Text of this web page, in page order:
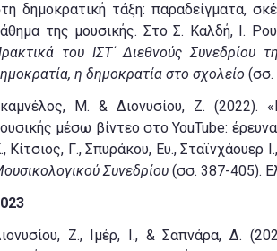
δημοκρατική τάξη: παραδείγματα,
της μουσικής. Στο Σ. Καλδή, Ι.
του ΙΣΤ΄ Διεθνούς Συνεδρίου
η δημοκρατία στο σχολείο (σσ.
Μ. & Διονυσίου, Ζ. (2022).
μέσω βίντεο στο YouTube:
Κίτσιος, Γ., Σπυράκου, Ευ., Σταϊνχάουερ
Συνεδρίου (σσ. 387-405).
Ζ., Ιμέρ, Ι., & Σαπνάρα, Δ.